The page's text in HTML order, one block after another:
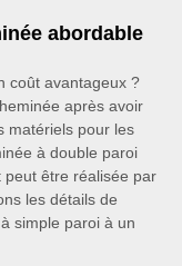
abordable
coût avantageux ?
après avoir
matériels pour les
à double paroi
peut être réalisée par
les détails de
simple paroi à un